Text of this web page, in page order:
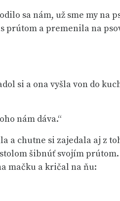
sa nám, už sme my na
a premenila na
si a ona vyšla von do
nám dáva.“
a chutne si zajedala aj z
šibnúť svojím
mačku a kričal na ňu: